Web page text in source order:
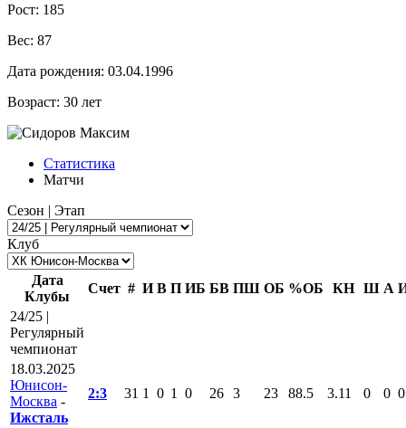
Рост: 185
Вес: 87
Дата рождения: 03.04.1996
Возраст: 30 лет
Статистика
Матчи
Сезон | Этап
Клуб
Дата
Клубы
Счет # И В П ИБ БВ ПШ ОБ %ОБ КН Ш А
24/25 |
Регулярный
чемпионат
18.03.2025
Юнисон-
Москва -
Ижсталь
2:3 31 1 0 1 0 26 3 23 88.5 3.11 0 0 0